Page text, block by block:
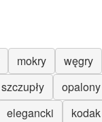
mokry
węgry
szczupły
opalony
elegancki
kodak